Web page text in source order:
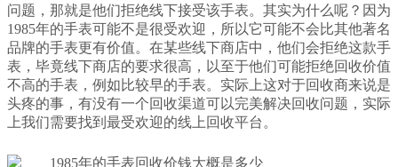
问题，那就是他们拒绝线下接受该手表。其实为什么呢？因为
1985年的手表可能不是很受欢迎，所以它可能不会比其他著名
品牌的手表更有价值。在某些线下商店中，他们会拒绝这款手
表，毕竟线下商店的要求很高，以至于他们可能拒绝回收价值
不高的手表，例如比较早的手表。实际上这对于回收商来说是
头疼的事，有没有一个回收渠道可以完美解决回收问题，实际
上我们需要找到最受欢迎的线上回收平台。